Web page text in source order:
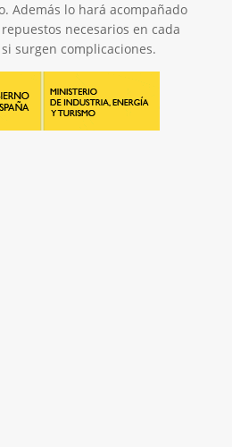
Además lo hará acompañado
necesarios en cada
surgen complicaciones.